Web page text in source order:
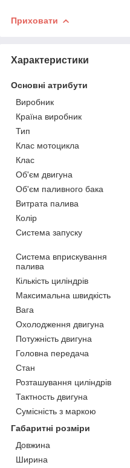
Приховати
Характеристики
Основні атрибути
Виробник
Країна виробник
Тип
Клас мотоцикла
Клас
Об'єм двигуна
Об'єм паливного бака
Витрата палива
Колір
Система запуску
Система вприскування
палива
Кількість циліндрів
Максимальна швидкість
Вага
Охолодження двигуна
Потужність двигуна
Головна передача
Стан
Розташування циліндрів
Тактность двигуна
Сумісність з маркою
Габаритні розміри
Довжина
Ширина